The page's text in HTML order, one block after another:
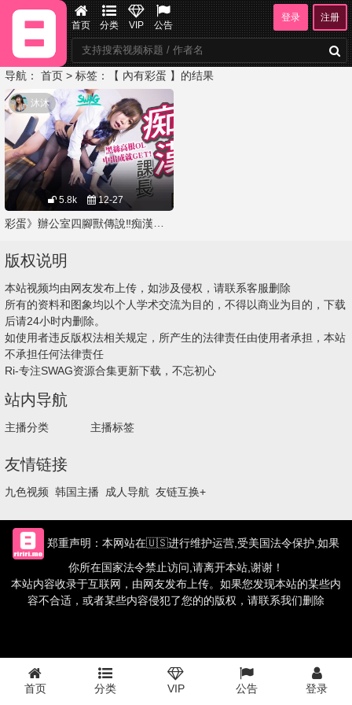
首页 分类 VIP 公告
登录 注册
导航： 首页 > 标签：【 內有彩蛋 】的结果
5.8k 12-27
沐沐
版权说明
本站视频均由网友发布上传，如涉及侵权，请联系客服删除
所有的资料和图象均以个人学术交流为目的，不得以商业为目的，下载
后请24小时内删除。
如使用者违反版权法相关规定，所产生的法律责任由使用者承担，本站
不承担任何法律责任
Ri-专注SWAG资源合集更新下载，不忘初心
站内导航
主播分类 主播标签
友情链接
九色视频 韩国主播 成人导航 友链互换+
郑重声明：本网站在🇺🇸进行维护运营,受美国法令保护,如果
你所在国家法令禁止访问,请离开本站,谢谢！
本站内容收录于互联网，由网友发布上传。如果您发现本站的某些内
容不合适，或者某些内容侵犯了您的的版权，请联系我们删除
首页 分类 VIP 公告 登录